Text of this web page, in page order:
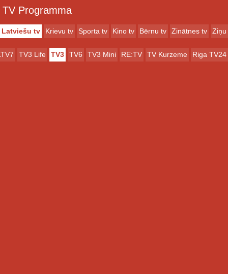
TV Programma
Latviešu tv Krievu tv Sporta tv Kino tv Bērnu tv Zinātnes tv Ziņu
TV3 Life TV3 TV6 TV3 Mini RE:TV TV Kurzeme Riga TV24